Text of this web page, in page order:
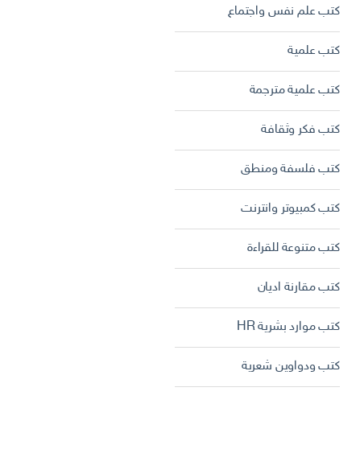
كتب علم نفس واجتماع
كتب علمية
كتب علمية مترجمة
كتب فكر وثقافة
كتب فلسفة ومنطق
كتب كمبيوتر وانترنت
كتب متنوعة للقراءة
كتب مقارنة اديان
كتب موارد بشرية HR
كتب ودواوين شعرية